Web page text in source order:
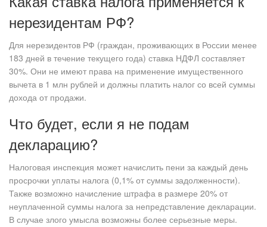
нерезидентам РФ?
Для нерезидентов РФ (граждан, проживающих в России менее
183 дней в течение текущего года) ставка НДФЛ составляет
30%. Они не имеют права на применение имущественного
вычета в 1 млн рублей и должны платить налог со всей суммы
дохода от продажи.
Что будет, если я не подам
декларацию?
Налоговая инспекция может начислить пени за каждый день
просрочки уплаты налога (0,1% от суммы задолженности).
Также возможно начисление штрафа в размере 20% от
неуплаченной суммы налога за непредставление декларации.
В случае злого умысла возможны более серьезные меры.